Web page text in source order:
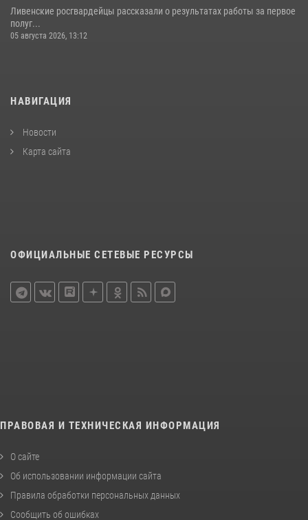
Ливенские росгвардейцы рассказали о результатах работы за первое
полуг...
05 августа 2026, 13:12
НАВИГАЦИЯ
Новости
Карта сайта
ОФИЦИАЛЬНЫЕ СЕТЕВЫЕ РЕСУРСЫ
ПРАВОВАЯ И ТЕХНИЧЕСКАЯ ИНФОРМАЦИЯ
О сайте
Об использовании информации сайта
Правила обработки персональных данных
Сообщить об ошибках